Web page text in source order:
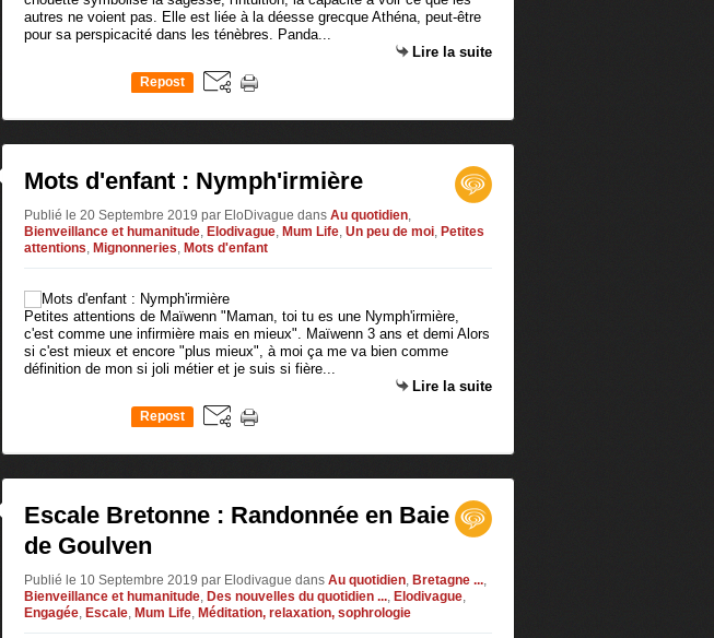
autres ne voient pas. Elle est liée à la déesse grecque Athéna, peut-être
pour sa perspicacité dans les ténèbres. Panda...
Lire la suite
Repost
Mots d'enfant : Nymph'irmière
Publié le 20 Septembre 2019 par EloDivague dans Au quotidien,
Bienveillance et humanitude, Elodivague, Mum Life, Un peu de moi, Petites
attentions, Mignonneries, Mots d'enfant
Petites attentions de Maïwenn "Maman, toi tu es une Nymph'irmière,
c'est comme une infirmière mais en mieux". Maïwenn 3 ans et demi Alors
si c'est mieux et encore "plus mieux", à moi ça me va bien comme
définition de mon si joli métier et je suis si fière...
Lire la suite
Repost
Escale Bretonne : Randonnée en Baie
de Goulven
Publié le 10 Septembre 2019 par Elodivague dans Au quotidien, Bretagne ...,
Bienveillance et humanitude, Des nouvelles du quotidien ..., Elodivague,
Engagée, Escale, Mum Life, Méditation, relaxation, sophrologie